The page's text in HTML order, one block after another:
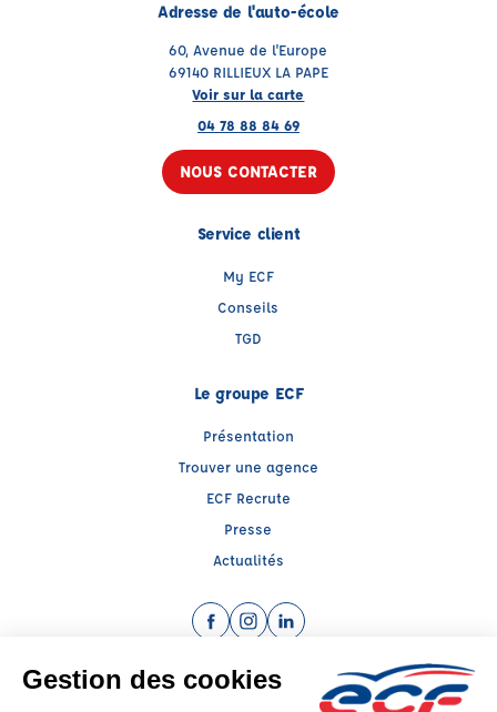
Adresse de l'auto-école
60, Avenue de l'Europe
69140 RILLIEUX LA PAPE
Voir sur la carte
04 78 88 84 69
NOUS CONTACTER
Service client
My ECF
Conseils
TGD
Le groupe ECF
Présentation
Trouver une agence
ECF Recrute
Presse
Actualités
Facebook (nouvelle fenêtre)
Instagram (nouvelle fenêtre)
LinkedIn (nouvelle fenêtre)
Raison sociale : CENTRE EDUCATION SECURITE ROUTIERE 69 - Capital social: